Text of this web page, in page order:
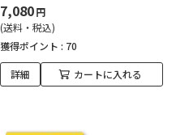
7,080円
(送料・税込)
獲得ポイント : 70
詳細 カートに入れる